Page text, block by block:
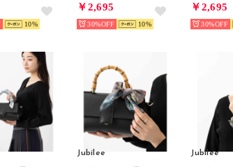
10
￥2,695
30% 10
￥2,695
30%
Jubilee Jubilee